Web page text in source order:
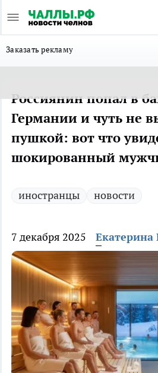
Заказать рекламу
Россиянин попал в
Германии и чуть не
пушкой: вот что
шокированный
иностранцы новости
7 декабря 2025 Екатерина